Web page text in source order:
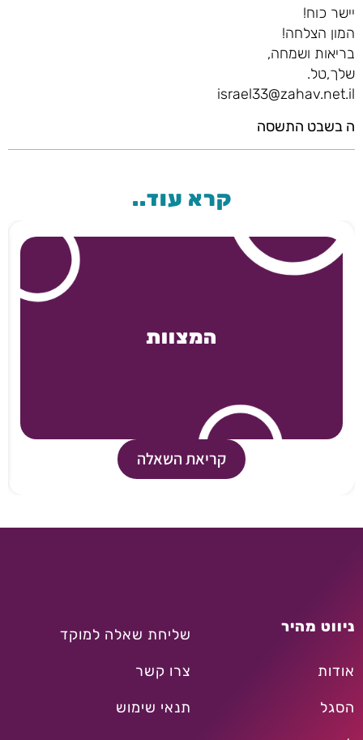
יישר כוח!
המון הצלחה!
בריאות ושמחה,
שלך,טל.
israel33@zahav.net.il
ה בשבט התשסה
קרא עוד..
המצוות
קריאת השאלה
ניווט מהיר
אודות
הסגל
שליחת שאלה למוקד
צרו קשר
תנאי שימוש